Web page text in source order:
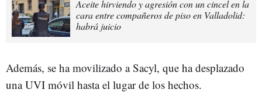
Aceite hirviendo y agresión con un cincel en la
cara entre compañeros de piso en Valladolid:
habrá juicio
Además, se ha movilizado a Sacyl, que ha desplazado
una UVI móvil hasta el lugar de los hechos.